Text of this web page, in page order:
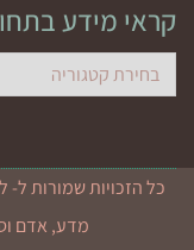
קראי מידע
קראי
מידע
כל הזכויות שמורות ל-
מדע, אדם